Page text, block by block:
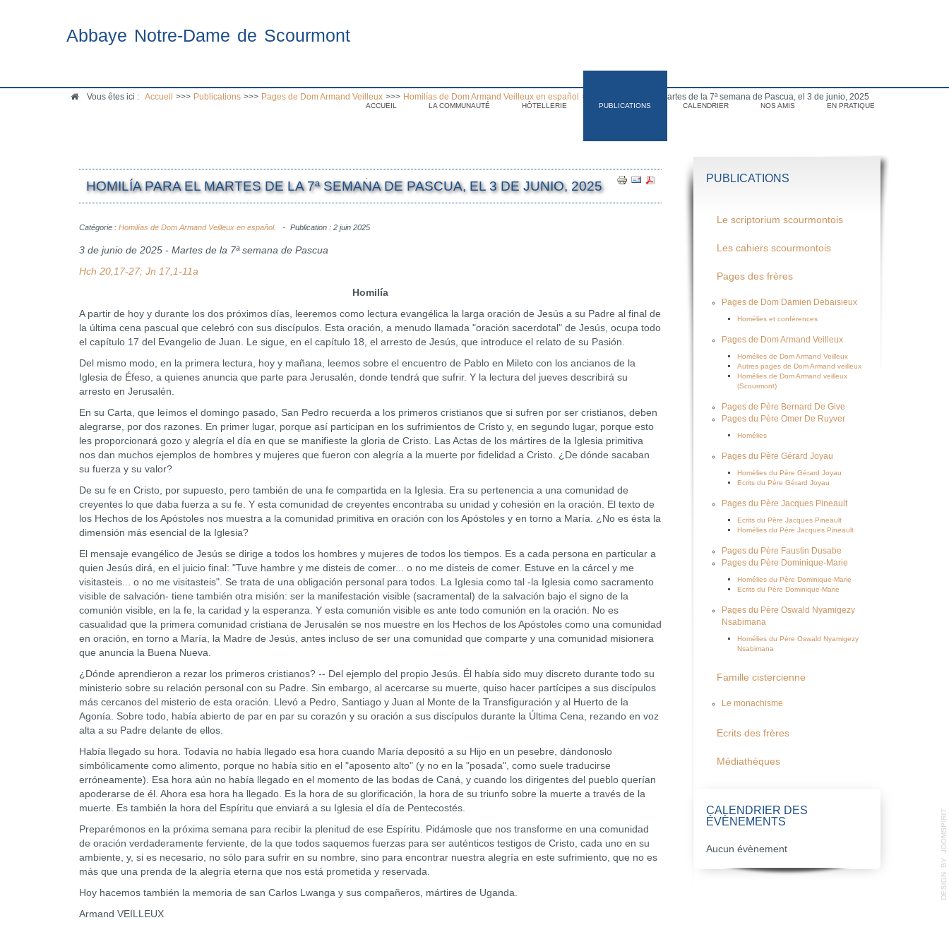
Abbaye Notre-Dame de Scourmont
ACCUEIL LA COMMUNAUTÉ HÔTELLERIE PUBLICATIONS CALENDRIER NOS AMIS EN PRATIQUE
Vous êtes ici : Accueil >>> Publications >>> Pages de Dom Armand Veilleux >>> Homilías de Dom Armand Veilleux en español >>> Homilía para el martes de la 7ª semana de Pascua, el 3 de junio, 2025
HOMILÍA PARA EL MARTES DE LA 7ª SEMANA DE PASCUA, EL 3 DE JUNIO, 2025
Catégorie : Homilías de Dom Armand Veilleux en español. Publication : 2 juin 2025
3 de junio de 2025 - Martes de la 7ª semana de Pascua
Hch 20,17-27; Jn 17,1-11a
Homilía
A partir de hoy y durante los dos próximos días, leeremos como lectura evangélica la larga oración de Jesús a su Padre al final de
la última cena pascual que celebró con sus discípulos. Esta oración, a menudo llamada "oración sacerdotal" de Jesús, ocupa todo
el capítulo 17 del Evangelio de Juan. Le sigue, en el capítulo 18, el arresto de Jesús, que introduce el relato de su Pasión.
Del mismo modo, en la primera lectura, hoy y mañana, leemos sobre el encuentro de Pablo en Mileto con los ancianos de la
Iglesia de Éfeso, a quienes anuncia que parte para Jerusalén, donde tendrá que sufrir. Y la lectura del jueves describirá su
arresto en Jerusalén.
En su Carta, que leímos el domingo pasado, San Pedro recuerda a los primeros cristianos que si sufren por ser cristianos, deben
alegrarse, por dos razones. En primer lugar, porque así participan en los sufrimientos de Cristo y, en segundo lugar, porque esto
les proporcionará gozo y alegría el día en que se manifieste la gloria de Cristo. Las Actas de los mártires de la Iglesia primitiva
nos dan muchos ejemplos de hombres y mujeres que fueron con alegría a la muerte por fidelidad a Cristo. ¿De dónde sacaban
su fuerza y su valor?
De su fe en Cristo, por supuesto, pero también de una fe compartida en la Iglesia. Era su pertenencia a una comunidad de
creyentes lo que daba fuerza a su fe. Y esta comunidad de creyentes encontraba su unidad y cohesión en la oración. El texto de
los Hechos de los Apóstoles nos muestra a la comunidad primitiva en oración con los Apóstoles y en torno a María. ¿No es ésta la
dimensión más esencial de la Iglesia?
El mensaje evangélico de Jesús se dirige a todos los hombres y mujeres de todos los tiempos. Es a cada persona en particular a
quien Jesús dirá, en el juicio final: "Tuve hambre y me disteis de comer... o no me disteis de comer. Estuve en la cárcel y me
visitasteis... o no me visitasteis". Se trata de una obligación personal para todos. La Iglesia como tal -la Iglesia como sacramento
visible de salvación- tiene también otra misión: ser la manifestación visible (sacramental) de la salvación bajo el signo de la
comunión visible, en la fe, la caridad y la esperanza. Y esta comunión visible es ante todo comunión en la oración. No es
casualidad que la primera comunidad cristiana de Jerusalén se nos muestre en los Hechos de los Apóstoles como una comunidad
en oración, en torno a María, la Madre de Jesús, antes incluso de ser una comunidad que comparte y una comunidad misionera
que anuncia la Buena Nueva.
¿Dónde aprendieron a rezar los primeros cristianos? -- Del ejemplo del propio Jesús. Él había sido muy discreto durante todo su
ministerio sobre su relación personal con su Padre. Sin embargo, al acercarse su muerte, quiso hacer partícipes a sus discípulos
más cercanos del misterio de esta oración. Llevó a Pedro, Santiago y Juan al Monte de la Transfiguración y al Huerto de la
Agonía. Sobre todo, había abierto de par en par su corazón y su oración a sus discípulos durante la Última Cena, rezando en voz
alta a su Padre delante de ellos.
Había llegado su hora. Todavía no había llegado esa hora cuando María depositó a su Hijo en un pesebre, dándonoslo
simbólicamente como alimento, porque no había sitio en el "aposento alto" (y no en la "posada", como suele traducirse
erróneamente). Esa hora aún no había llegado en el momento de las bodas de Caná, y cuando los dirigentes del pueblo querían
apoderarse de él. Ahora esa hora ha llegado. Es la hora de su glorificación, la hora de su triunfo sobre la muerte a través de la
muerte. Es también la hora del Espíritu que enviará a su Iglesia el día de Pentecostés.
Preparémonos en la próxima semana para recibir la plenitud de ese Espíritu. Pidámosle que nos transforme en una comunidad
de oración verdaderamente ferviente, de la que todos saquemos fuerzas para ser auténticos testigos de Cristo, cada uno en su
ambiente, y, si es necesario, no sólo para sufrir en su nombre, sino para encontrar nuestra alegría en este sufrimiento, que no es
más que una prenda de la alegría eterna que nos está prometida y reservada.
Hoy hacemos también la memoria de san Carlos Lwanga y sus compañeros, mártires de Uganda.
Armand VEILLEUX
PUBLICATIONS
Le scriptorium scourmontois
Les cahiers scourmontois
Pages des frères
Pages de Dom Damien Debaisieux
Homélies et conférences
Pages de Dom Armand Veilleux
Homélies de Dom Armand Veilleux
Autres pages de Dom Armand veilleux
Homélies de Dom Armand veilleux
(Scourmont)
Pages de Père Bernard De Give
Pages du Père Omer De Ruyver
Homélies
Pages du Père Gérard Joyau
Homélies du Père Gérard Joyau
Ecrits du Père Gérard Joyau
Pages du Père Jacques Pineault
Ecrits du Père Jacques Pineault
Homélies du Père Jacques Pineault
Pages du Père Faustin Dusabe
Pages du Père Dominique-Marie
Homélies du Père Dominique-Marie
Ecrits du Père Dominique-Marie
Pages du Père Oswald Nyamigezy
Nsabimana
Homélies du Père Oswald Nyamigezy
Nsabimana
Famille cistercienne
Le monachisme
Ecrits des frères
Médiathèques
CALENDRIER DES
ÉVÈNEMENTS
Aucun évènement